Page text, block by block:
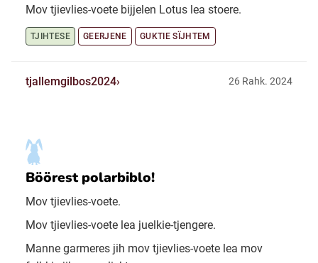
Mov tjievlies-voete bijjelen Lotus lea stoere.
TJIHTESE GEERJENE GUKTIE SÏJHTEM
tjallemgilbos2024 26 Rahk. 2024
Böörest polarbiblo!
Mov tjievlies-voete.
Mov tjievlies-voete lea juelkie-tjengere.
Manne garmeres jih mov tjievlies-voete lea mov